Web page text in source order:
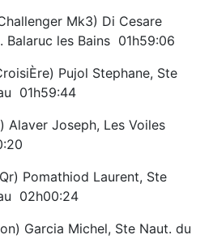
Mk3) Di Cesare
Balaruc les Bains 01h59:06
Pujol Stephane, Ste
01h59:44
Alaver Joseph, Les Voiles
Pomathiod Laurent, Ste
02h00:24
Garcia Michel, Ste Naut. du